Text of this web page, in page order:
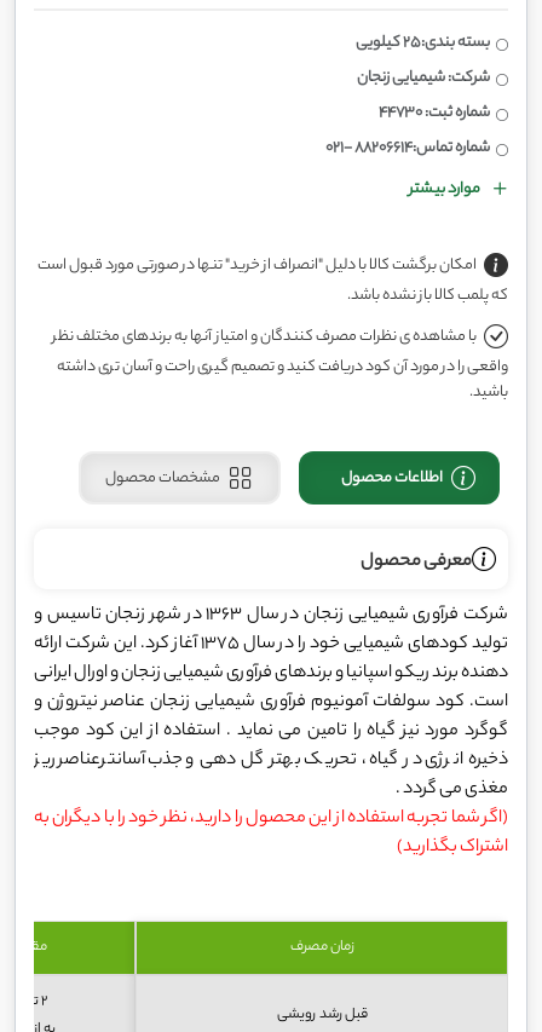
بسته بندی:25 کیلویی
شرکت: شیمیایی زنجان
شماره ثبت: 44730
شماره تماس:88206614 -021
موارد بیشتر
امکان برگشت کالا با دلیل "انصراف از خرید" تنها در صورتی مورد قبول است
که پلمب کالا باز نشده باشد.
با مشاهده ی نظرات مصرف کنندگان و امتیاز آنها به برندهای مختلف نظر
واقعی را در مورد آن کود دریافت کنید و تصمیم گیری راحت و آسان تری داشته
باشید.
اطلاعات محصول مشخصات محصول
معرفی محصول
شرکت فرآوری شیمیایی زنجان در سال 1363 در شهر زنجان تاسیس و
تولید کودهای شیمیایی خود را در سال 1375 آغاز کرد. این شرکت ارائه
دهنده برند ریکو اسپانیا و برندهای فرآوری شیمیایی زنجان و اورال ایرانی
است. کود سولفات آمونیوم فرآوری شیمیایی زنجان عناصر نیتروژن و
گوگرد مورد نیز گیاه را تامین می نماید . استفاده از این کود موجب
ذخیره انرژی در گیاه ، تحریک بهتر گل دهی و جذب آسانترعناصر ریز
مغذی می گردد .
(اگر شما تجربه استفاده از این محصول را دارید، نظر خود را با دیگران به
اشتراک بگذارید)
زمان مصرف مقدار
قبل رشد رویشی
2 تا 1 کیلو گرم